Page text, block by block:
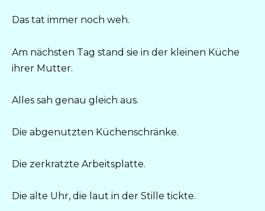
Das tat immer noch weh.
Am nächsten Tag stand sie in der kleinen Küche
ihrer Mutter.
Alles sah genau gleich aus.
Die abgenutzten Küchenschränke.
Die zerkratzte Arbeitsplatte.
Die alte Uhr, die laut in der Stille tickte.